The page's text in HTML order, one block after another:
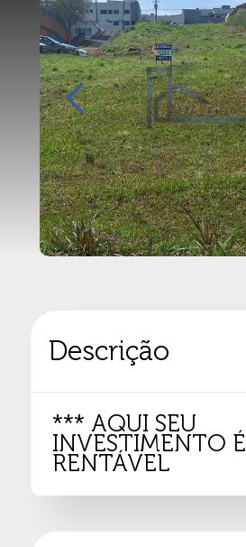
Descrição
*** AQUI SEU
INVESTIMENTO É
RENTÁVEL